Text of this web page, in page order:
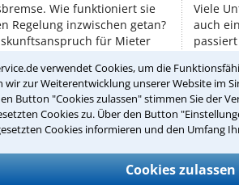
verwendet Cookies, um die
wir zur Weiterentwicklung unserer Website im
Button "Cookies zulassen" stimmen Sie der
Cookies zu. Über den Button
Cookies informieren und den Umfang
Cookies zulassen
Wie funktioniert sie
Regelung inzwischen getan?
für Mieter
Viele
auch
Teste Dein